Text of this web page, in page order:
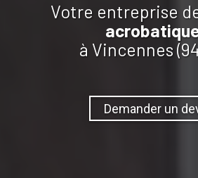
Votre entreprise
à Vincennes
Demander un